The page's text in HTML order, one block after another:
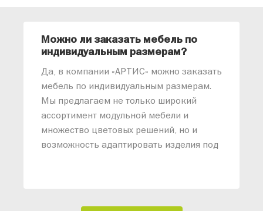
Можно ли заказать мебель по
индивидуальным размерам?
Да, в компании «АРТИС» можно заказать
мебель по индивидуальным размерам.
Мы предлагаем не только широкий
ассортимент модульной мебели и
множество цветовых решений, но и
возможность адаптировать изделия под